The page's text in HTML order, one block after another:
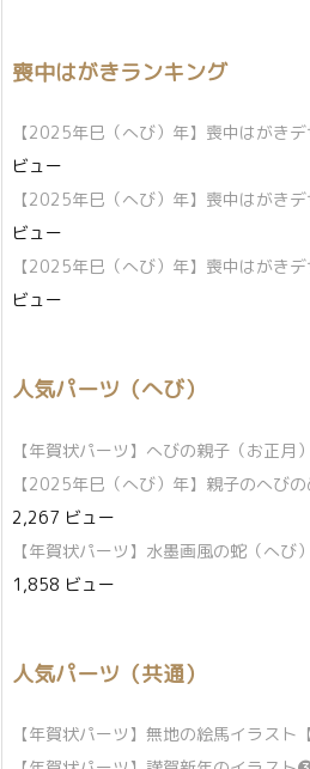
喪中はがきランキング
【2025年巳（へび）年】喪中はがき
ビュー
【2025年巳（へび）年】喪中はがき
ビュー
【2025年巳（へび）年】喪中はがき
ビュー
人気パーツ（へび）
【年賀状パーツ】へびの親子（お正月
【2025年巳（へび）年】親子のへび
2,267 ビュー
【年賀状パーツ】水墨画風の蛇（へび
1,858 ビュー
人気パーツ（共通）
【年賀状パーツ】無地の絵馬イラスト